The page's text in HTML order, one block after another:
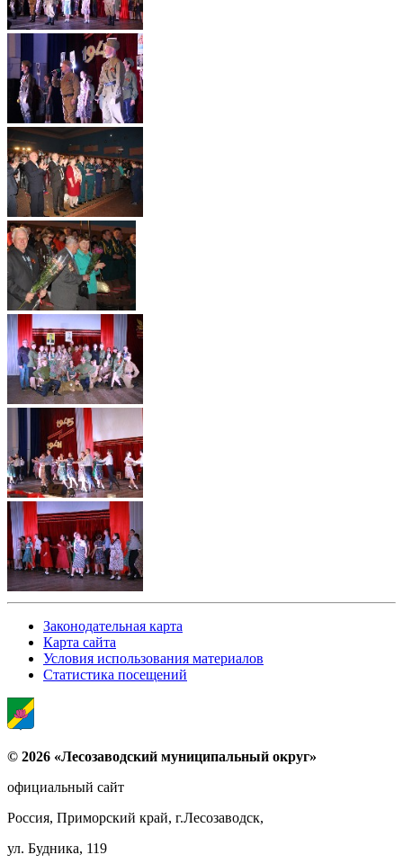
Законодательная карта
Карта сайта
Условия использования материалов
Статистика посещений
© 2026 «Лесозаводский муниципальный округ»
официальный сайт
Россия, Приморский край, г.Лесозаводск,
ул. Будника, 119